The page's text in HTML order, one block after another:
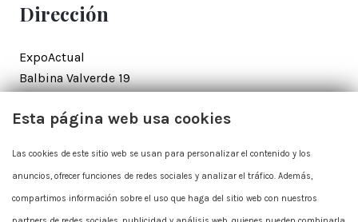
Dirección
ExpoActual
Balbina Valverde 19
Esta página web usa cookies
Las cookies de este sitio web se usan para personalizar el contenido y los
anuncios, ofrecer funciones de redes sociales y analizar el tráfico. Además,
compartimos información sobre el uso que haga del sitio web con nuestros